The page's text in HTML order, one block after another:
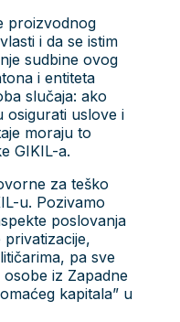
proizvodnog
i da se istim
sudbine ovog
i entiteta
slučaja: ako
osigurati uslove i
moraju to
GIKIL-a.
za teško
u. Pozivamo
poslovanja
pa sve
iz Zapadne
kapitala” u